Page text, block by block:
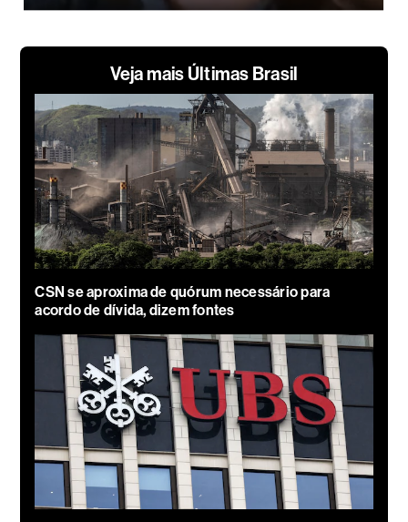
Veja mais Últimas Brasil
CSN se aproxima de quórum necessário para
acordo de dívida, dizem fontes